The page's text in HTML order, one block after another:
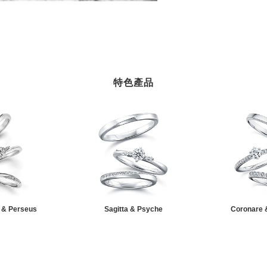
特色產品
Perseus Sagitta & Psyche Coronare